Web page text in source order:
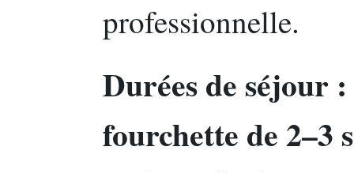
professionnelle.
Durées de séjour
fourchette de 2–3